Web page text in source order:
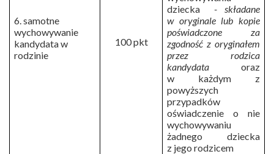
6. samotne
wychowywanie
kandydata w
rodzinie
100 pkt
dziecka
- składane
w oryginale lub kopie
poświadczone za
zgodność z oryginałem
przez rodzica
kandydata oraz
w każdym z
powyższych
przypadków
oświadczenie o nie
wychowywaniu
żadnego dziecka
z jego rodzicem